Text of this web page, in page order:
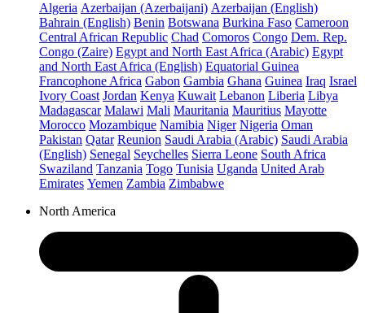
Algeria Azerbaijan (Azerbaijani) Azerbaijan (English)
Bahrain (English) Benin Botswana Burkina Faso Cameroon
Central African Republic Chad Comoros Congo Dem. Rep.
Congo (Zaire) Egypt and North East Africa (Arabic) Egypt
and North East Africa (English) Equatorial Guinea
Francophone Africa Gabon Gambia Ghana Guinea Iraq Israel
Ivory Coast Jordan Kenya Kuwait Lebanon Liberia Libya
Madagascar Malawi Mali Mauritania Mauritius Mayotte
Morocco Mozambique Namibia Niger Nigeria Oman
Pakistan Qatar Reunion Saudi Arabia (Arabic) Saudi Arabia
(English) Senegal Seychelles Sierra Leone South Africa
Swaziland Tanzania Togo Tunisia Uganda United Arab
Emirates Yemen Zambia Zimbabwe
North America